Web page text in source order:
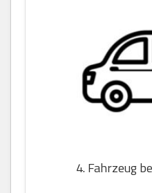
4. Fahrzeug